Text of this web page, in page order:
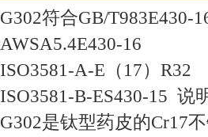
G302符合GB/T983E430-
AWSA5.4E430-16
ISO3581-A-E（17）R32
ISO3581-B-ES430-15 说
G302是钛型药皮的Cr17